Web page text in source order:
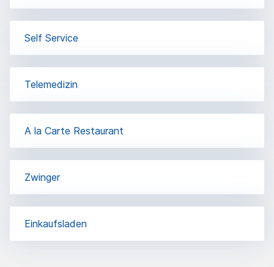
Self Service
Telemedizin
A la Carte Restaurant
Zwinger
Einkaufsladen